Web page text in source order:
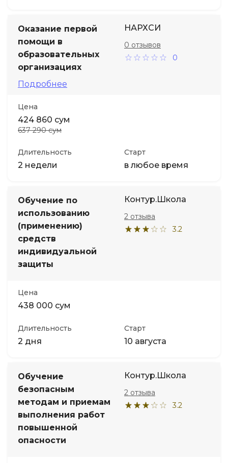
Оказание первой
помощи в
образовательных
организациях
Подробнее
НАРХСИ
0
0 отзывов
Цена
424 860 сум
637 290 сум
Длительность
2 недели
Старт
в любое время
Обучение по
использованию
(применению)
средств
индивидуальной
защиты
Контур.Школа
3.2
2 отзыва
Цена
438 000 сум
Длительность
2 дня
Старт
10 августа
Обучение
безопасным
методам и приемам
выполнения работ
повышенной
опасности
Контур.Школа
3.2
2 отзыва